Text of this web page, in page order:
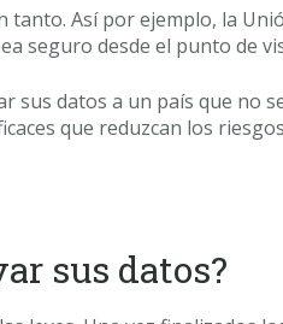
Así por ejemplo, la
seguro desde el punto de
sus datos a un país que no
que reduzcan los
sus datos?